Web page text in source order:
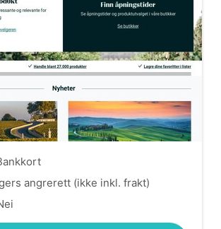
angrerett (ikke inkl. frakt)